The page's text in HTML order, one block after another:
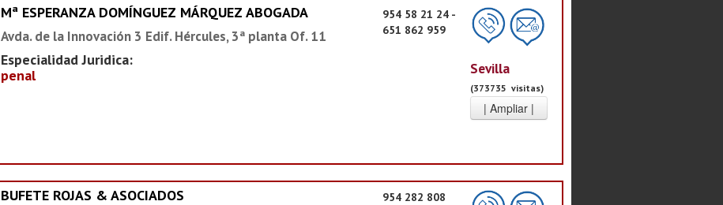
Mª ESPERANZA DOMÍNGUEZ MÁRQUEZ ABOGADA
Avda. de la Innovación 3 Edif. Hércules, 3ª planta Of. 11
Especialidad Juridica:
penal
954 58 21 24 -
651 862 959
Sevilla
(373735 visitas)
BUFETE ROJAS & ASOCIADOS
954 282 808